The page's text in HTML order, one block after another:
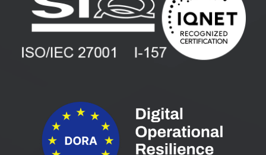
Vlagatelji
Pogoji in pogodbe
Spletni seminarji